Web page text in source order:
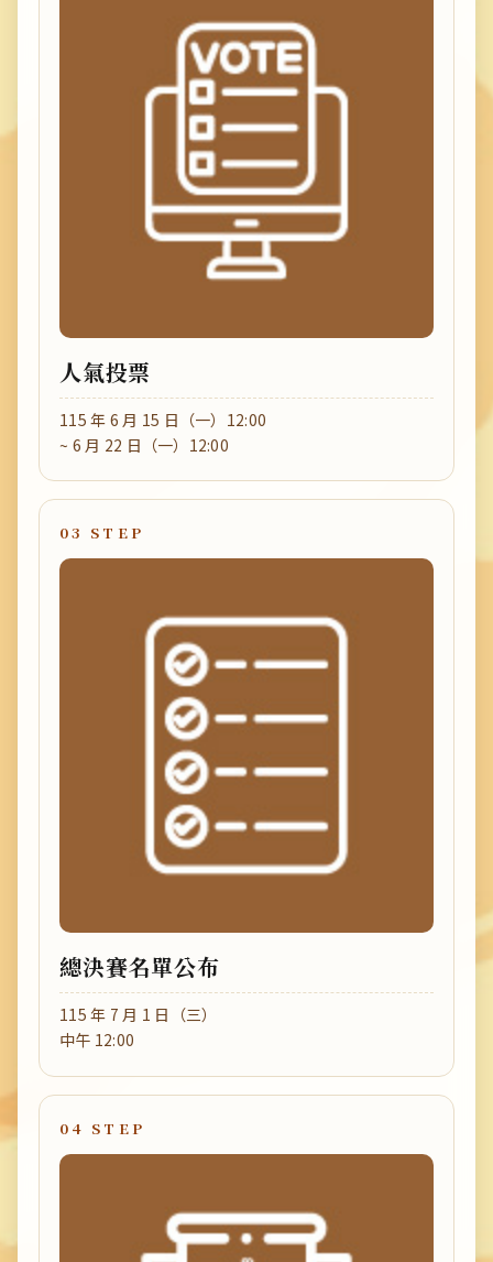
人氣投票
115 年 6 月 15 日（一）12:00
~ 6 月 22 日（一）12:00
03 STEP
總決賽名單公布
115 年 7 月 1 日（三）
中午 12:00
04 STEP